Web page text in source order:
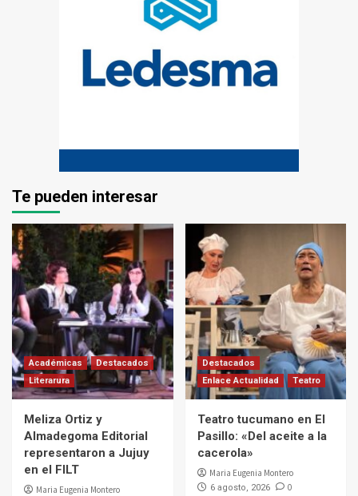
Te pueden interesar
Académicas
Destacados
Literarura
Meliza Ortiz y
Almadegoma Editorial
representaron a Jujuy
en el FILT
Maria Eugenia Montero
Destacados
Enlace Actualidad
Teatro
Teatro tucumano en El
Pasillo: «Del aceite a la
cacerola»
Maria Eugenia Montero
6 agosto, 2026 0